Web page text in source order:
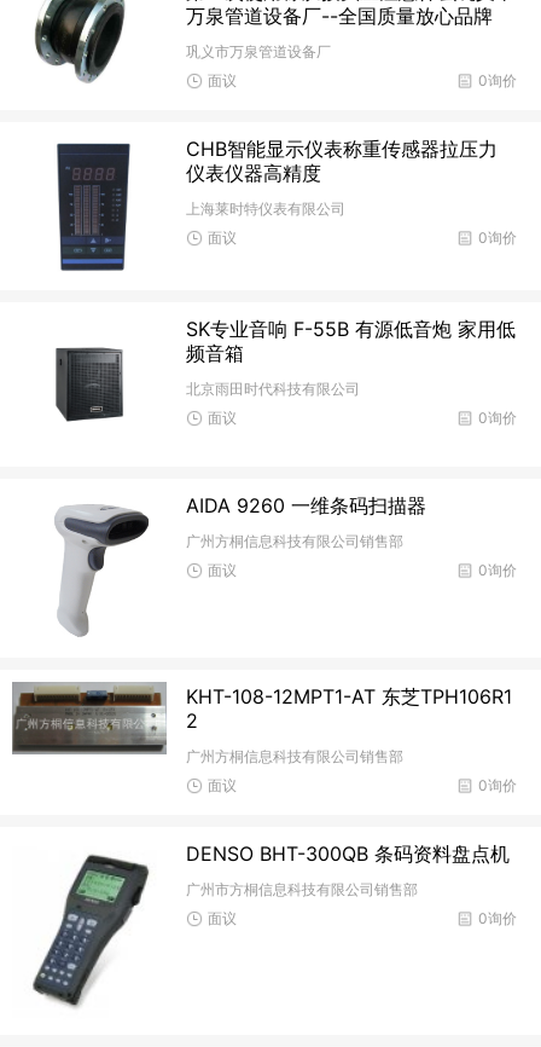
万泉管道设备厂--全国质量放心品牌
巩义市万泉管道设备厂
0询价
面议
CHB智能显示仪表称重传感器拉压力
仪表仪器高精度
上海莱时特仪表有限公司
0询价
面议
SK专业音响 F-55B 有源低音炮 家用低
频音箱
北京雨田时代科技有限公司
0询价
面议
AIDA 9260 一维条码扫描器
广州方桐信息科技有限公司销售部
0询价
面议
KHT-108-12MPT1-AT 东芝TPH106R1
2
广州方桐信息科技有限公司销售部
0询价
面议
DENSO BHT-300QB 条码资料盘点机
广州市方桐信息科技有限公司销售部
0询价
面议